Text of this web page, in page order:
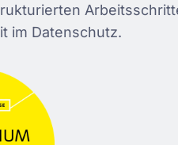
im Datenschutz.